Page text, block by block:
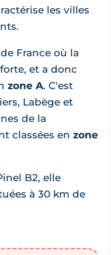
les villes
France où la
et a donc
zone A. C'est
Labège et
de la
classées en zone
B2, elle
à 30 km de